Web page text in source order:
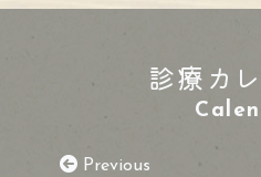
診療カ
Previous